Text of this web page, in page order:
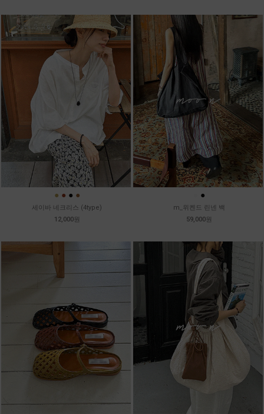
● ● ● ●
세이바 네크리스 (4type)
12,000원
●
m_위켄드 린넨 백
59,000원